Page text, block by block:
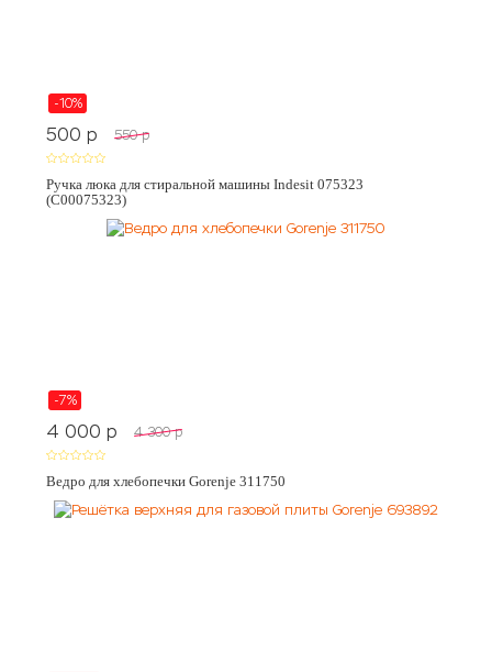
-10%
500 p 550 p
Ручка люка для стиральной машины Indesit 075323
(C00075323)
-7%
4 000 p 4 300 p
Ведро для хлебопечки Gorenje 311750